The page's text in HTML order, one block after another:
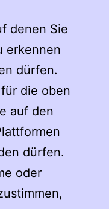
denen Sie
erkennen
dürfen.
die oben
auf den
dürfen.
oder